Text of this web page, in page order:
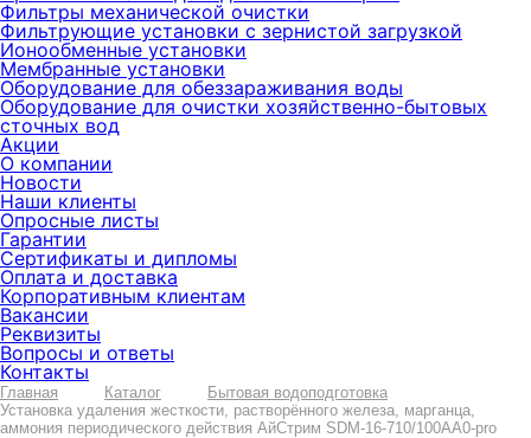
Фильтры механической очистки
Фильтрующие установки с зернистой загрузкой
Ионообменные установки
Мембранные установки
Оборудование для обеззараживания воды
Оборудование для очистки хозяйственно-бытовых
сточных вод
Акции
О компании
Новости
Наши клиенты
Опросные листы
Гарантии
Сертификаты и дипломы
Оплата и доставка
Корпоративным клиентам
Вакансии
Реквизиты
Вопросы и ответы
Контакты
Главная Каталог
Бытовая водоподготовка
Установка удаления жесткости, растворённого железа, марганца,
аммония периодического действия АйСтрим SDM-16-710/100AA0-pro